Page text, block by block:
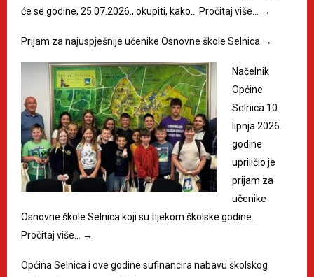
će se godine, 25.07.2026., okupiti, kako…
Pročitaj više… →
Prijam za najuspješnije učenike Osnovne škole Selnica →
Načelnik
Općine
Selnica 10.
lipnja 2026.
godine
upriličio je
prijam za
učenike
Osnovne škole Selnica koji su tijekom školske godine…
Pročitaj više…
→
Općina Selnica i ove godine sufinancira nabavu školskog